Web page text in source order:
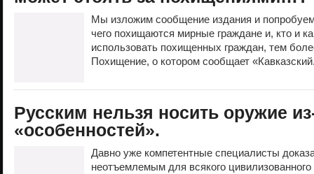
Мы изложим сообщение издания и
чего похищаются мирные граждане и, кто и
использовать похищенных граждан, тем
Похищение, о котoром сообщает
Русским нельзя носить оружие
«особенностей».
Давно уже компетентные специалисты
неотъемлемым для всякого